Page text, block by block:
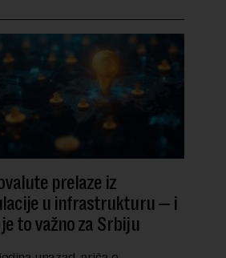
prelaze iz
u infrastrukturu — i
to važno za Srbiju